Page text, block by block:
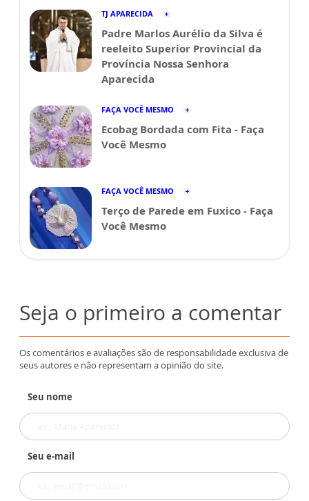
TJ APARECIDA
Padre Marlos Aurélio da Silva é
reeleito Superior Provincial da
Província Nossa Senhora
Aparecida
FAÇA VOCÊ MESMO
Ecobag Bordada com Fita - Faça
Você Mesmo
FAÇA VOCÊ MESMO
Terço de Parede em Fuxico - Faça
Você Mesmo
Seja o primeiro a comentar
Os comentários e avaliações são de responsabilidade exclusiva de
seus autores e não representam a opinião do site.
Seu nome
Seu e-mail